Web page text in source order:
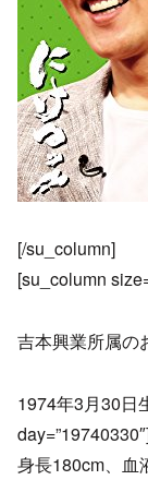
[/su_column]
[su_column
吉本興業所属の
1974年3月30日
身長180cm、血